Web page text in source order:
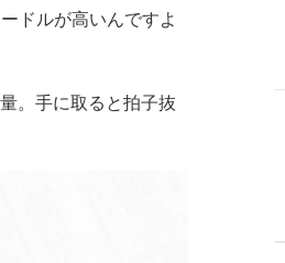
ドルが高いんですよ
。手に取ると拍子抜